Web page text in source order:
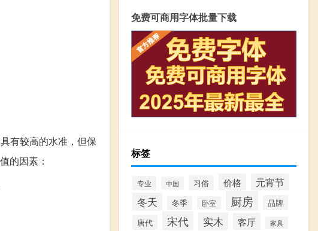
有较高的水准，但保
的因素：
免费可商用字体批量下载
标签
专业 中国 习俗 价格 元宵节
冬天 冬季 卧室 厨房
品牌
唐代
宋代 实木 客厅 家具